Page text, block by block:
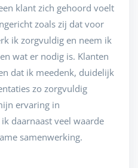
klant zich gehoord voelt
zoals zij dat voor
ik zorgvuldig en neem ik
wat er nodig is. Klanten
dat ik meedenk, duidelijk
zo zorgvuldig
ervaring in
daarnaast veel waarde
samenwerking.